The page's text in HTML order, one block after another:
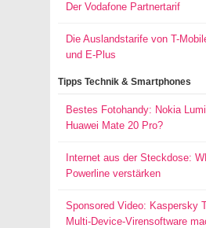
Der Vodafone Partnertarif
Die Auslandstarife von T-
und E-Plus
Tipps Technik & Smartphones
Bestes Fotohandy: Nokia
Huawei Mate 20 Pro?
Internet aus der Steckdose:
Powerline verstärken
Sponsored Video: Kaspersky
Multi-Device-Virensoftware